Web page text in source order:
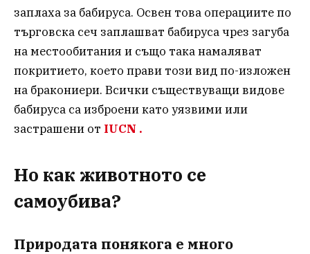
заплаха за бабируса. Освен това операциите по
търговска сеч заплашват бабируса чрез загуба
на местообитания и също така намаляват
покритието, което прави този вид по-изложен
на бракониери. Всички съществуващи видове
бабируса са изброени като уязвими или
застрашени от IUCN .
Но как животното се
самоубива?
Природата понякога е много